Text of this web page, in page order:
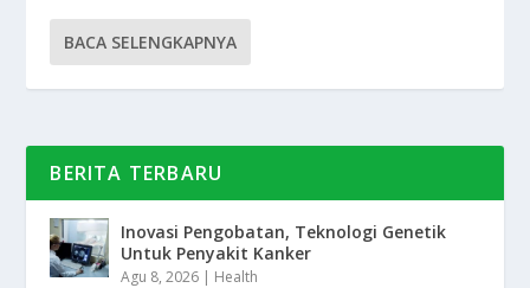
BACA SELENGKAPNYA
BERITA TERBARU
Inovasi Pengobatan, Teknologi Genetik
Untuk Penyakit Kanker
Agu 8, 2026 | Health